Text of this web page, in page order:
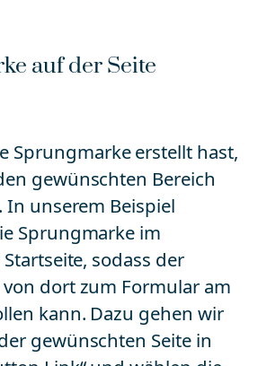
auf der Seite
Sprungmarke erstellt hast,
gewünschten Bereich
In unserem Beispiel
Sprungmarke im
sodass der
dort zum Formular am
kann. Dazu gehen wir
gewünschten Seite in